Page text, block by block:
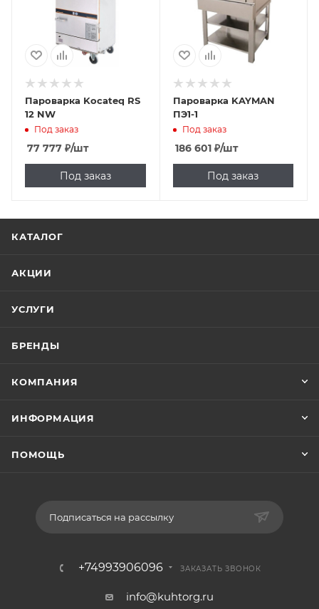
Пароварка Kocateq RS
12 NW
Под заказ
77 777 ₽/шт
Под заказ
Пароварка KAYMAN
ПЭ1-1
Под заказ
186 601₽/шт
Под заказ
КАТАЛОГ
АКЦИИ
УСЛУГИ
БРЕНДЫ
КОМПАНИЯ
ИНФОРМАЦИЯ
ПОМОЩЬ
Подписаться на рассылку
+74993906096 ЗАКАЗАТЬ ЗВОНОК
info@kuhtorg.ru